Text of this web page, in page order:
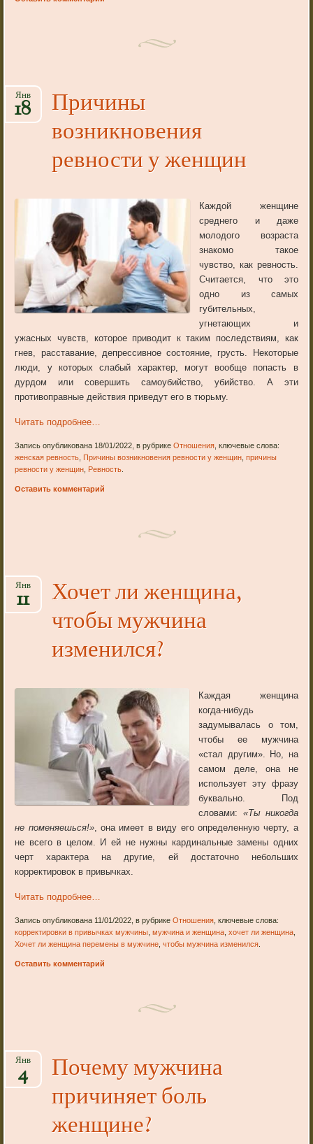
Причины
возникновения
ревности у женщин
Янв
18
Каждой женщине
среднего и даже
молодого возраста
знакомо такое
чувство, как ревность.
Считается, что это
одно из самых
губительных,
угнетающих и
ужасных чувств, которое приводит к таким последствиям, как
гнев, расставание, депрессивное состояние, грусть. Некоторые
люди, у которых слабый характер, могут вообще попасть в
дурдом или совершить самоубийство, убийство. А эти
противоправные действия приведут его в тюрьму.
Читать подробнее…
Запись опубликована 18/01/2022, в рубрикеОтношения , ключевые слова:
женская ревность Причины возникновения ревности у женщин ,причины
ревности у женщин Ревность
Оставить комментарий
Хочет ли женщина,
чтобы мужчина
изменился?
Янв
11
Каждая женщина
когда-нибудь
задумывалась о том,
чтобы ее мужчина
«стал другим». Но, на
самом деле, она не
использует эту фразу
буквально. Под
словами: «Ты никогда
не поменяешься!», она имеет в виду его определенную черту, а
не всего в целом. И ей не нужны кардинальные замены одних
черт характера на другие, ей достаточно небольших
корректировок в привычках.
Читать подробнее…
Запись опубликована 11/01/2022, в рубрикеОтношения , ключевые слова:
корректировки в привычках мужчины ,мужчина и женщина ,хочет ли женщина
Хочет ли женщина перемены в мужчине ,чтобы мужчина изменился
Оставить комментарий
Почему мужчина
причиняет боль
женщине?
Янв
4